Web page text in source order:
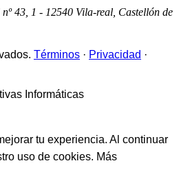
43, 1 - 12540 Vila-real, Castellón de
Términos · Privacidad ·
Informáticas
tu experiencia. Al continuar
uso de cookies. Más